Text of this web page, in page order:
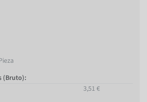
(Bruto):
3,51 €